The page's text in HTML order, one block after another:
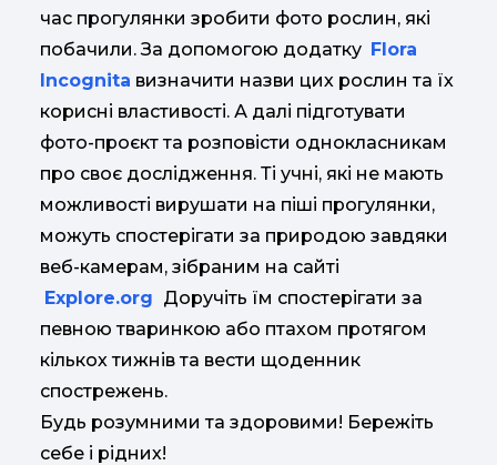
час прогулянки зробити фото рослин, які
побачили. За допомогою додатку Flora
Incognita визначити назви цих рослин та їх
корисні властивості. А далі підготувати
фото-проєкт та розповісти однокласникам
про своє дослідження. Ті учні, які не мають
можливості вирушати на піші прогулянки,
можуть спостерігати за природою завдяки
веб-камерам, зібраним на сайті
Explore.org Доручіть їм спостерігати за
певною тваринкою або птахом протягом
кількох тижнів та вести щоденник
спострежень.
Будь розумними та здоровими! Бережіть
себе і рідних!